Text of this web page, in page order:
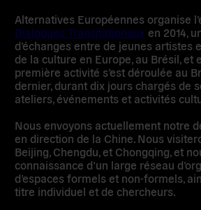
Alternatives Européennes organise
Dialogues Transnationaux en 2014,
d’échanges entre de jeunes artistes
de la culture en Europe, au Brésil, et
première activité s’est déroulée au
dernier, durant dix jours chargés de
ateliers, événements et activités
Nous envoyons actuellement notre
en direction de la Chine. Nous
Beijing, Chengdu, et Chongqing, et
connaissance d’un large réseau
d’espaces formels et non-formels,
titre individuel et de chercheurs.